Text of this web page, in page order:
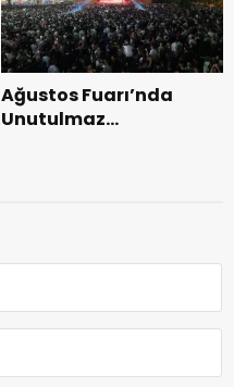
Ağustos Fuarı’nda
Unutulmaz